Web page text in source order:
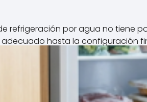
refrigeración por agua no tiene
hasta la configuración